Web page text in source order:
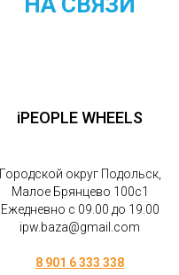
iPEOPLE WHEELS
Городской округ Подольск,
Малое Брянцево 100с1
Ежедневно с 09.00 до 19.00
ipw.baza@gmail.com
8 901 6 333 338